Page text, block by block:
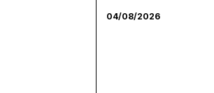
04/08/2026